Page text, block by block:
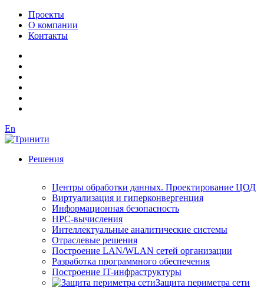
Проекты
О компании
Контакты
En
Решения
Центры обработки данных. Проектирование ЦОД
Виртуализация и гиперконвергенция
Информационная безопасность
HPC-вычисления
Интеллектуальные аналитические системы
Отраслевые решения
Построение LAN/WLAN сетей организации
Разработка программного обеспечения
Построение IT-инфраструктуры
Защита периметра сети